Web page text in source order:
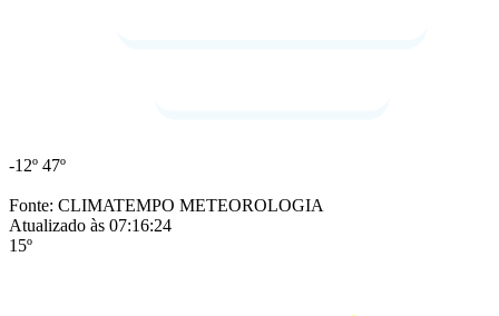
-12º 47º
Fonte: CLIMATEMPO METEOROLOGIA
Atualizado às 07:16:24
15º